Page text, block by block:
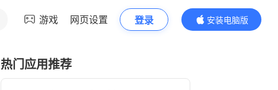
游戏 网页设置 登录
安装电脑版
内容更精彩
热门应用推荐